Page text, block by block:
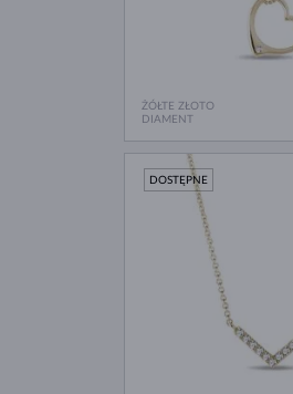
ŻÓŁTE ZŁOTO
DIAMENT
DOSTĘPNE